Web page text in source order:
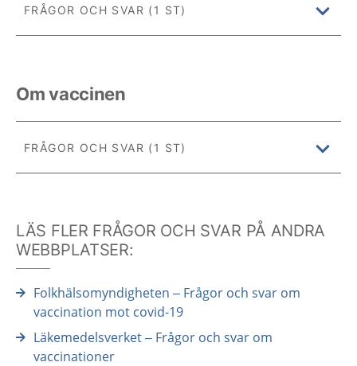
FRÅGOR OCH SVAR (1 ST)
Om vaccinen
FRÅGOR OCH SVAR (1 ST)
LÄS FLER FRÅGOR OCH SVAR PÅ ANDRA
WEBBPLATSER:
Folkhälsomyndigheten – Frågor och svar om
vaccination mot covid-19
Läkemedelsverket – Frågor och svar om
vaccinationer